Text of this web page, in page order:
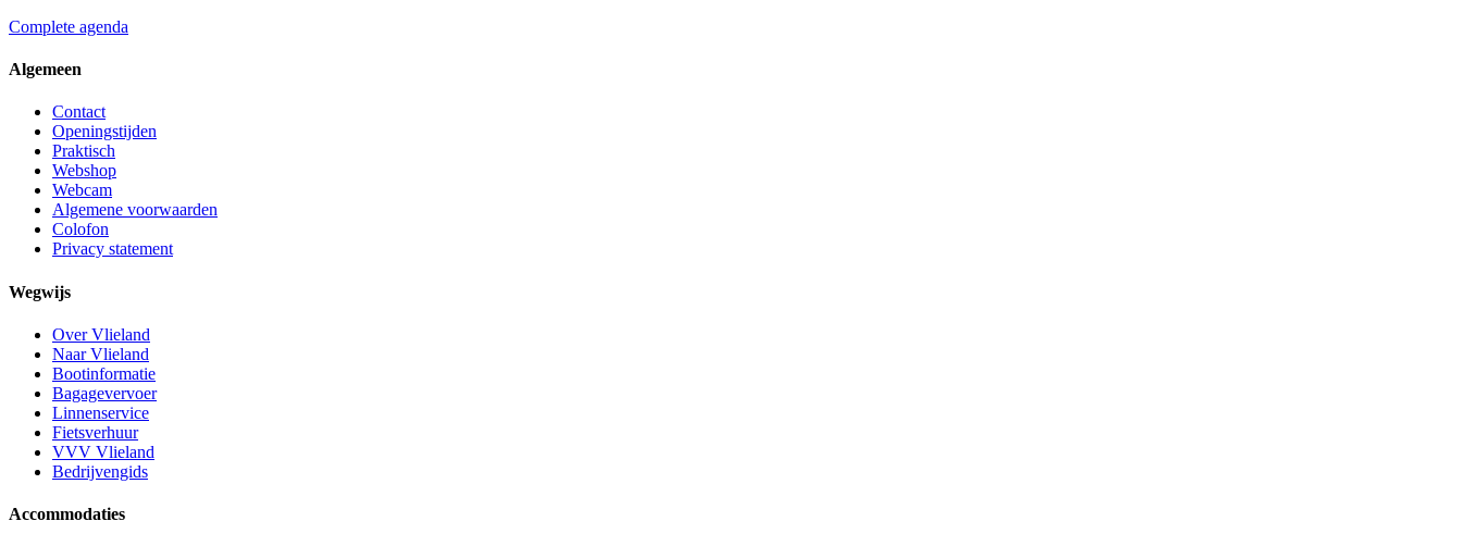
Complete agenda
Algemeen
Contact
Openingstijden
Praktisch
Webshop
Webcam
Algemene voorwaarden
Colofon
Privacy statement
Wegwijs
Over Vlieland
Naar Vlieland
Bootinformatie
Bagagevervoer
Linnenservice
Fietsverhuur
VVV Vlieland
Bedrijvengids
Accommodaties